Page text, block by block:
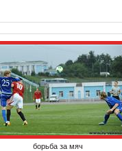
борьба за мяч